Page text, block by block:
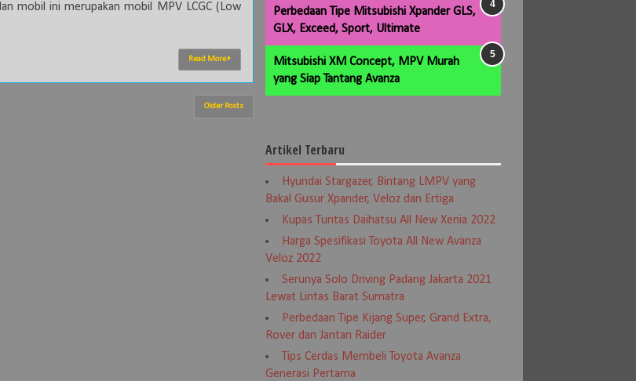
mobil ini merupakan mobil MPV LCGC (Low
Read More
Older Posts
Perbedaan Tipe Mitsubishi Xpander GLS,
GLX, Exceed, Sport, Ultimate
Mitsubishi XM Concept, MPV Murah
yang Siap Tantang Avanza
Artikel Terbaru
Hyundai Stargazer, Bintang LMPV yang
Bakal Gusur Xpander, Veloz dan Ertiga
Kupas Tuntas Daihatsu All New Xenia 2022
Harga Spesifikasi Toyota All New Avanza
Veloz 2022
Serunya Solo Driving Padang Jakarta 2021
Lewat Lintas Barat Sumatra
Perbedaan Tipe Kijang Super, Grand Extra,
Rover dan Jantan Raider
Tips Cerdas Membeli Toyota Avanza
Generasi Pertama